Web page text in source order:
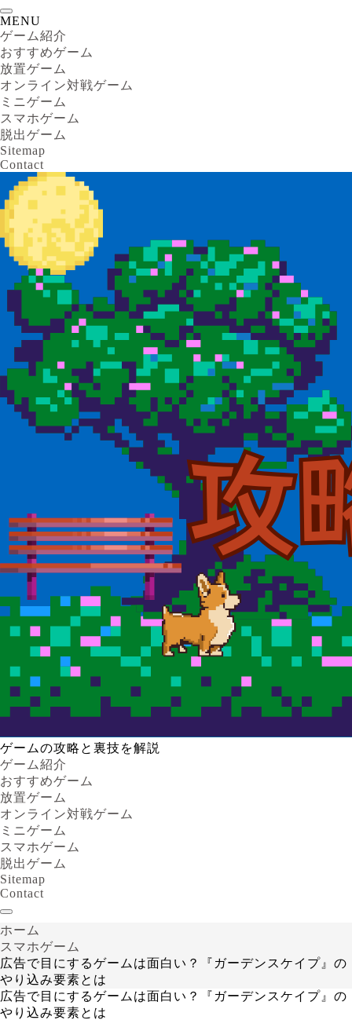
MENU
ゲーム紹介
おすすめゲーム
放置ゲーム
オンライン対戦ゲーム
ミニゲーム
スマホゲーム
脱出ゲーム
Sitemap
Contact
ゲームの攻略と裏技を解説
ゲーム紹介
おすすめゲーム
放置ゲーム
オンライン対戦ゲーム
ミニゲーム
スマホゲーム
脱出ゲーム
Sitemap
Contact
ホーム
スマホゲーム
広告で目にするゲームは面白い？『ガーデンスケイプ』の
やり込み要素とは
広告で目にするゲームは面白い？『ガーデンスケイプ』の
やり込み要素とは